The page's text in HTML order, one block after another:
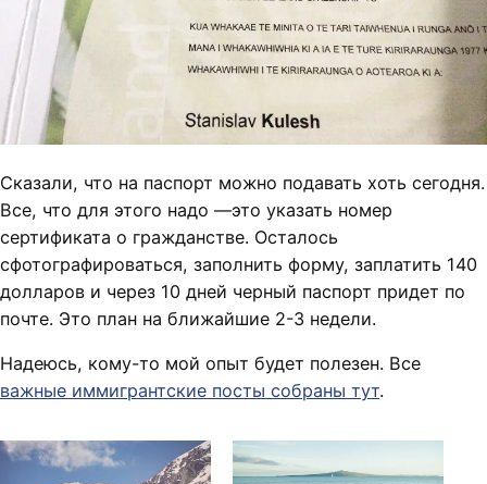
Сказали, что на паспорт можно подавать хоть сегодня.
Все, что для этого надо —это указать номер
сертификата о гражданстве. Осталось
сфотографироваться, заполнить форму, заплатить 140
долларов и через 10 дней черный паспорт придет по
почте. Это план на ближайшие 2-3 недели.
Надеюсь, кому-то мой опыт будет полезен. Все
важные иммигрантские посты собраны тут.